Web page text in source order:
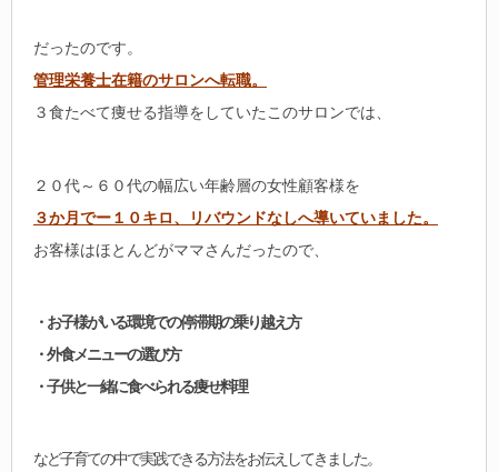
だったのです。
管理栄養士在籍のサロンへ転職。
３食たべて痩せる指導をしていたこのサロンでは、
２０代～６０代の幅広い年齢層の女性顧客様を
３か月でー１０キロ、リバウンドなしへ導いていました。
お客様はほとんどがママさんだったので、
・お子様がいる環境での停滞期の乗り越え方
・外食メニューの選び方
・子供と一緒に食べられる痩せ料理
など子育ての中で実践できる方法をお伝えしてきました。